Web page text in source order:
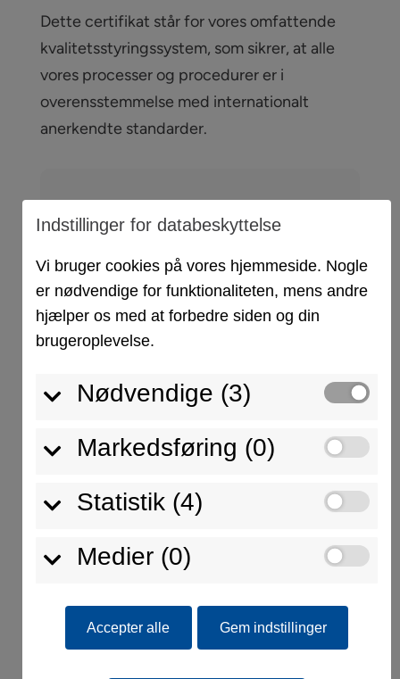
Indstillinger for databeskyttelse
Vi bruger cookies på vores hjemmeside. Nogle
er nødvendige for funktionaliteten, mens andre
hjælper os med at forbedre siden og din
brugeroplevelse.
Nødvendige (3)
Markedsføring (0)
Statistik (4)
Medier (0)
Accepter alle Gem indstillinger
Dette certifikat står for vores omfattende
kvalitetsstyringssystem, som sikrer, at alle
vores processer og procedurer er i
overensstemmelse med internationalt
anerkendte standarder.
download
DIN ISO 14001